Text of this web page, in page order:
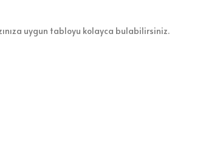
uygun tabloyu kolayca bulabilirsiniz.